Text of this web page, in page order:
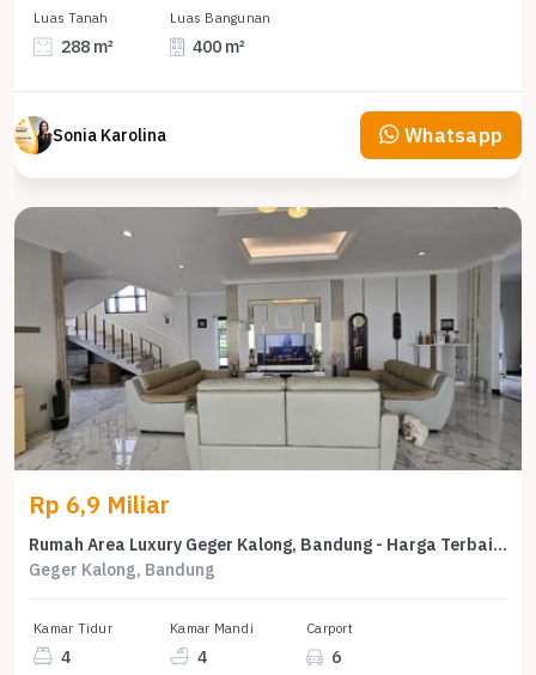
Luas Tanah
288 m²
Luas Bangunan
400 m²
Sonia Karolina Whatsapp
Rp 6,9 Miliar
Rumah Area Luxury Geger Kalong, Bandung - Harga Terbaik 6,9 Miliar
Geger Kalong, Bandung
Kamar Tidur
4
Kamar Mandi
4
Carport
6